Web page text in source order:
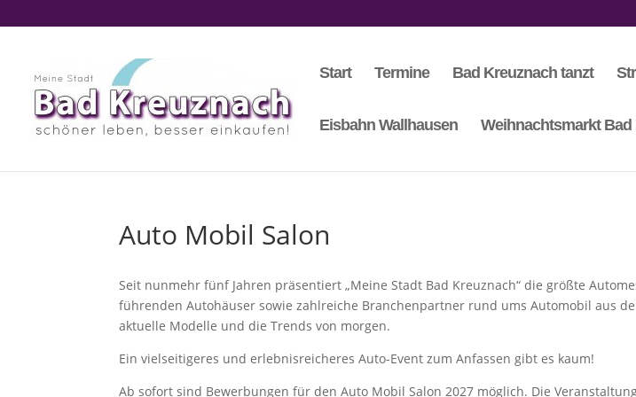
Start Termine Bad Kreuznach tanzt
Eisbahn Wallhausen Weihnachtsmarkt Bad
Auto Mobil Salon
Seit nunmehr fünf Jahren präsentiert „Meine Stadt Bad Kreuznach“ die größte
führenden Autohäuser sowie zahlreiche Branchenpartner rund ums Automobil aus
aktuelle Modelle und die Trends von morgen.
Ein vielseitigeres und erlebnisreicheres Auto-Event zum Anfassen gibt es kaum!
Ab sofort sind Bewerbungen für den Auto Mobil Salon 2027 möglich. Die